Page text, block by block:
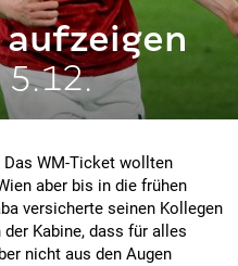
Das WM-Ticket wollten
aber bis in die frühen
versicherte seinen Kollegen
Kabine, dass für alles
nicht aus den Augen